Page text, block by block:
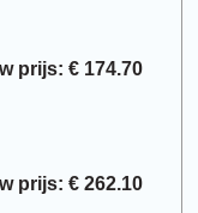
prijs: € 174.70
prijs: € 262.10